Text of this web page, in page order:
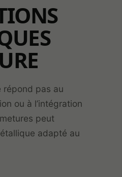
répond pas au
ou à l’intégration
peut
adapté au
d’audience
n’est
actuellement
activé.
externes et
sécurité
Permet le
chargement de
services
externes